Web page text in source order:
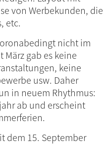
von Werbekunden, die
etc.
nicht im
März gab es keine
keine
usw. Daher
in neuem Rhythmus:
ab und erscheint
dem 15. September